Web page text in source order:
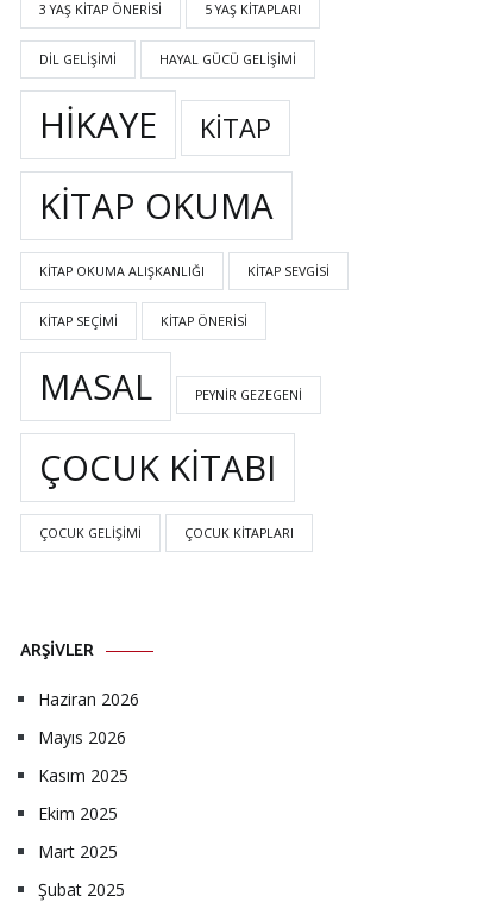
3 YAŞ KITAP ÖNERISI 5 YAŞ KITAPLARI
DIL GELIŞIMI HAYAL GÜCÜ GELIŞIMI
HIKAYE KITAP
KITAP OKUMA
KITAP OKUMA ALIŞKANLIĞI KITAP SEVGISI
KITAP SEÇIMI KITAP ÖNERISI
MASAL PEYNIR GEZEGENI
ÇOCUK KITABI
ÇOCUK GELIŞIMI ÇOCUK KITAPLARI
ARŞIVLER
Haziran 2026
Mayıs 2026
Kasım 2025
Ekim 2025
Mart 2025
Şubat 2025